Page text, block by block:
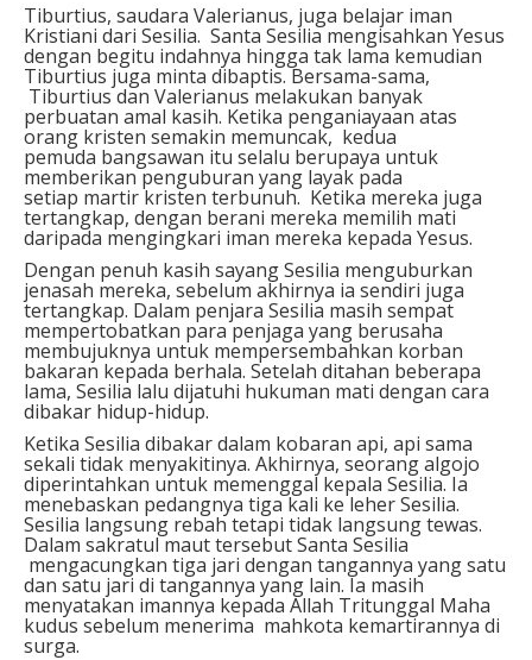
Tiburtius, saudara Valerianus, juga belajar iman
Kristiani dari Sesilia. Santa Sesilia mengisahkan Yesus
dengan begitu indahnya hingga tak lama kemudian
Tiburtius juga minta dibaptis. Bersama-sama,
Tiburtius dan Valerianus melakukan banyak
perbuatan amal kasih. Ketika penganiayaan atas
orang kristen semakin memuncak, kedua
pemuda bangsawan itu selalu berupaya untuk
memberikan penguburan yang layak pada
setiap martir kristen terbunuh. Ketika mereka juga
tertangkap, dengan berani mereka memilih mati
daripada mengingkari iman mereka kepada Yesus.
Dengan penuh kasih sayang Sesilia menguburkan
jenasah mereka, sebelum akhirnya ia sendiri juga
tertangkap. Dalam penjara Sesilia masih sempat
mempertobatkan para penjaga yang berusaha
membujuknya untuk mempersembahkan korban
bakaran kepada berhala. Setelah ditahan beberapa
lama, Sesilia lalu dijatuhi hukuman mati dengan cara
dibakar hidup-hidup.
Ketika Sesilia dibakar dalam kobaran api, api sama
sekali tidak menyakitinya. Akhirnya, seorang algojo
diperintahkan untuk memenggal kepala Sesilia. Ia
menebaskan pedangnya tiga kali ke leher Sesilia.
Sesilia langsung rebah tetapi tidak langsung tewas.
Dalam sakratul maut tersebut Santa Sesilia
mengacungkan tiga jari dengan tangannya yang satu
dan satu jari di tangannya yang lain. Ia masih
menyatakan imannya kepada Allah Tritunggal Maha
kudus sebelum menerima mahkota kemartirannya di
surga.